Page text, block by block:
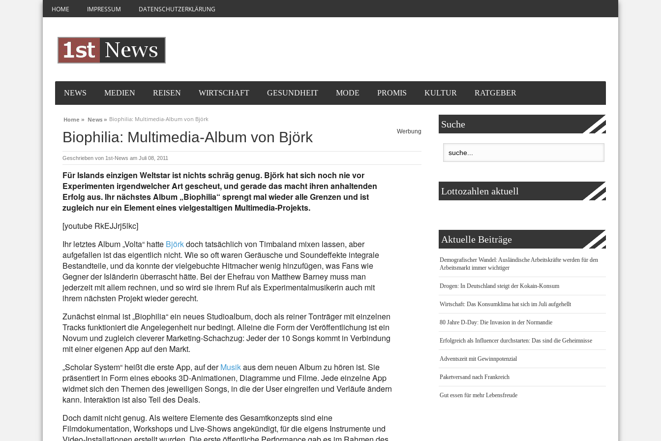
HOME IMPRESSUM DATENSCHUTZERKLÄRUNG
NEWS MEDIEN REISEN WIRTSCHAFT GESUNDHEIT MODE PROMIS KULTUR RATGEBER
Home » News » Biophilia: Multimedia-Album von Björk
Biophilia: Multimedia-Album von Björk Werbung
Geschrieben von 1st-News am Juli 08, 2011
Für Islands einzigen Weltstar ist nichts schräg genug. Björk hat sich noch nie vor
Experimenten irgendwelcher Art gescheut, und gerade das macht ihren anhaltenden
Erfolg aus. Ihr nächstes Album „Biophilia“ sprengt mal wieder alle Grenzen und ist
zugleich nur ein Element eines vielgestaltigen Multimedia-Projekts.
[youtube RkEJJrj5lkc]
Ihr letztes Album „Volta“ hatte Björkdoch tatsächlich von Timbaland mixen lassen, aber
aufgefallen ist das eigentlich nicht. Wie so oft waren Geräusche und Soundeffekte integrale
Bestandteile, und da konnte der vielgebuchte Hitmacher wenig hinzufügen, was Fans wie
Gegner der Isländerin überrascht hätte. Bei der Ehefrau von Matthew Barney muss man
jederzeit mit allem rechnen, und so wird sie ihrem Ruf als Experimentalmusikerin auch mit
ihrem nächsten Projekt wieder gerecht.
Zunächst einmal ist „Biophilia“ ein neues Studioalbum, doch als reiner Tonträger mit einzelnen
Tracks funktioniert die Angelegenheit nur bedingt. Alleine die Form der Veröffentlichung ist ein
Novum und zugleich cleverer Marketing-Schachzug: Jeder der 10 Songs kommt in Verbindung
mit einer eigenen App auf den Markt.
„Scholar System“ heißt die erste App, auf derMusikaus dem neuen Album zu hören ist. Sie
präsentiert in Form eines ebooks 3D-Animationen, Diagramme und Filme. Jede einzelne App
widmet sich den Themen des jeweiligen Songs, in die der User eingreifen und Verläufe ändern
kann. Interaktion ist also Teil des Deals.
Doch damit nicht genug. Als weitere Elemente des Gesamtkonzepts sind eine
Filmdokumentation, Workshops und Live-Shows angekündigt, für die eigens Instrumente und
Suche
Lottozahlen aktuell
Aktuelle Beiträge
Demografischer Wandel: Ausländische Arbeitskräfte werden für den
Arbeitsmarkt immer wichtiger
Drogen: In Deutschland steigt der Kokain-Konsum
Wirtschaft: Das Konsumklima hat sich im Juli aufgehellt
80 Jahre D-Day: Die Invasion in der Normandie
Erfolgreich als Influencer durchstarten: Das sind die Geheimnisse
Adventszeit mit Gewinnpotenzial
Paketversand nach Frankreich
Gut essen für mehr Lebensfreude